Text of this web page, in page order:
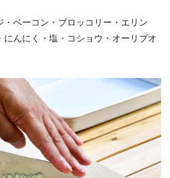
ベーコン・ブロッコリー・エリン
んにく・塩・コショウ・オーリブオ